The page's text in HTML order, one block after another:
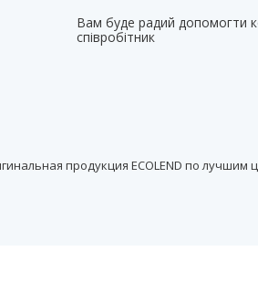
Вам буде радий допомогти
співробітник
продукция ECOLEND по лучшим